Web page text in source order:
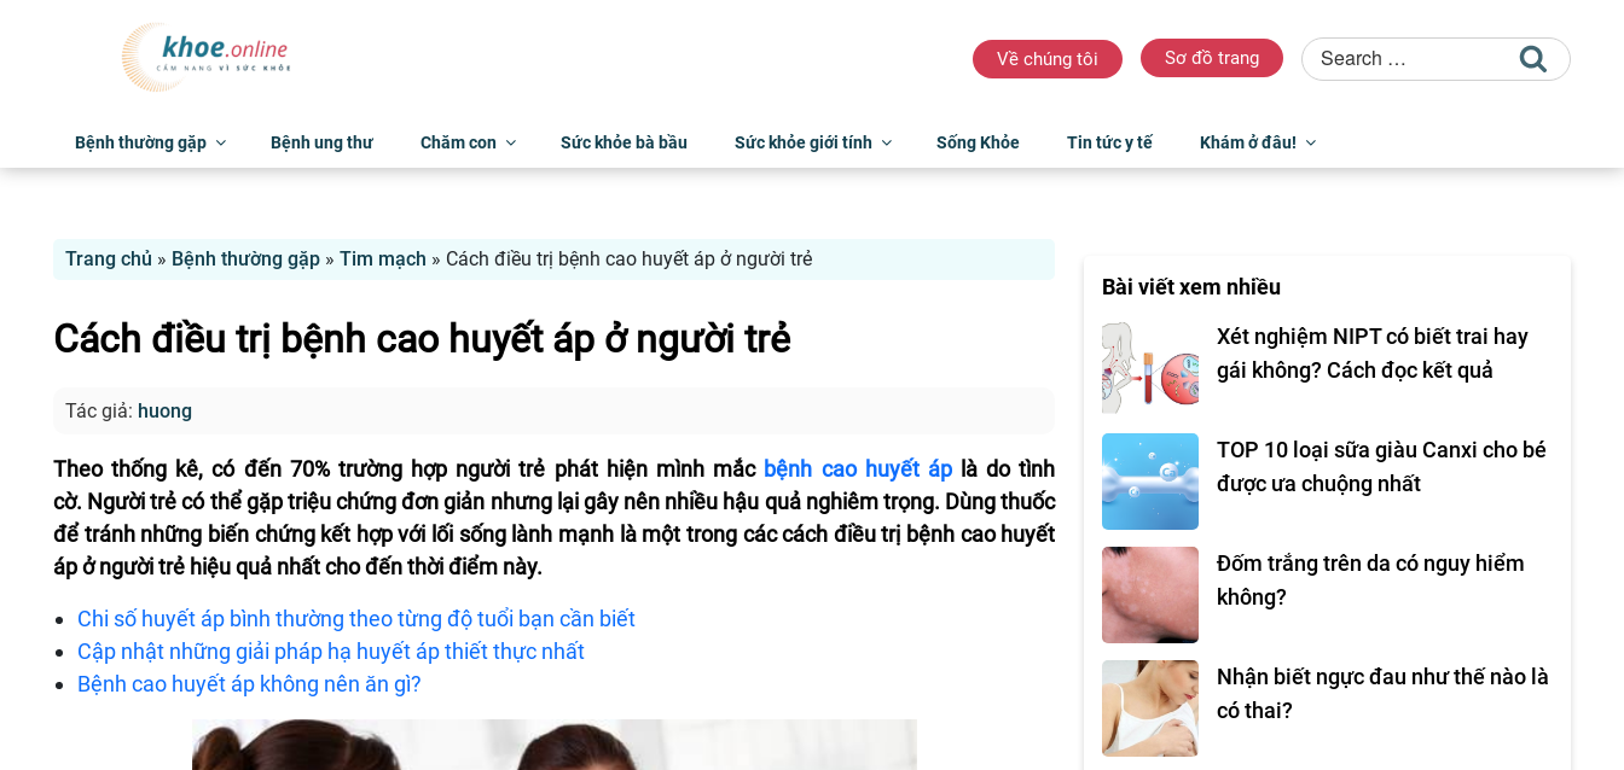
Về chúng tôi Sơ đồ trang
Bệnh thường gặp Bệnh ung thư Chăm con Sức khỏe bà bầu Sức khỏe giới tính Sống Khỏe Tin tức y tế Khám ở đâu!
Trang chủ » Bệnh thường gặp » Tim mạch » Cách điều trị bệnh cao huyết áp ở người trẻ
Cách điều trị bệnh cao huyết áp ở người trẻ
Tác giả: huong
Theo thống kê, có đến 70% trường hợp người trẻ phát hiện mình mắc bệnh cao huyết áplà do tình
cờ. Người trẻ có thể gặp triệu chứng đơn giản nhưng lại gây nên nhiều hậu quả nghiêm trọng. Dùng thuốc
để tránh những biến chứng kết hợp với lối sống lành mạnh là một trong các cách điều trị bệnh cao huyết
áp ở người trẻ hiệu quả nhất cho đến thời điểm này.
Chi số huyết áp bình thường theo từng độ tuổi bạn cần biết
Cập nhật những giải pháp hạ huyết áp thiết thực nhất
Bệnh cao huyết áp không nên ăn gì?
Bài viết xem nhiều
Xét nghiệm NIPT có biết trai hay
gái không? Cách đọc kết quả
TOP 10 loại sữa giàu Canxi cho bé
được ưa chuộng nhất
Đốm trắng trên da có nguy hiểm
không?
Nhận biết ngực đau như thế nào là
có thai?